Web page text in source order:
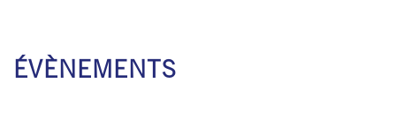
ÉVÈNEMENTS